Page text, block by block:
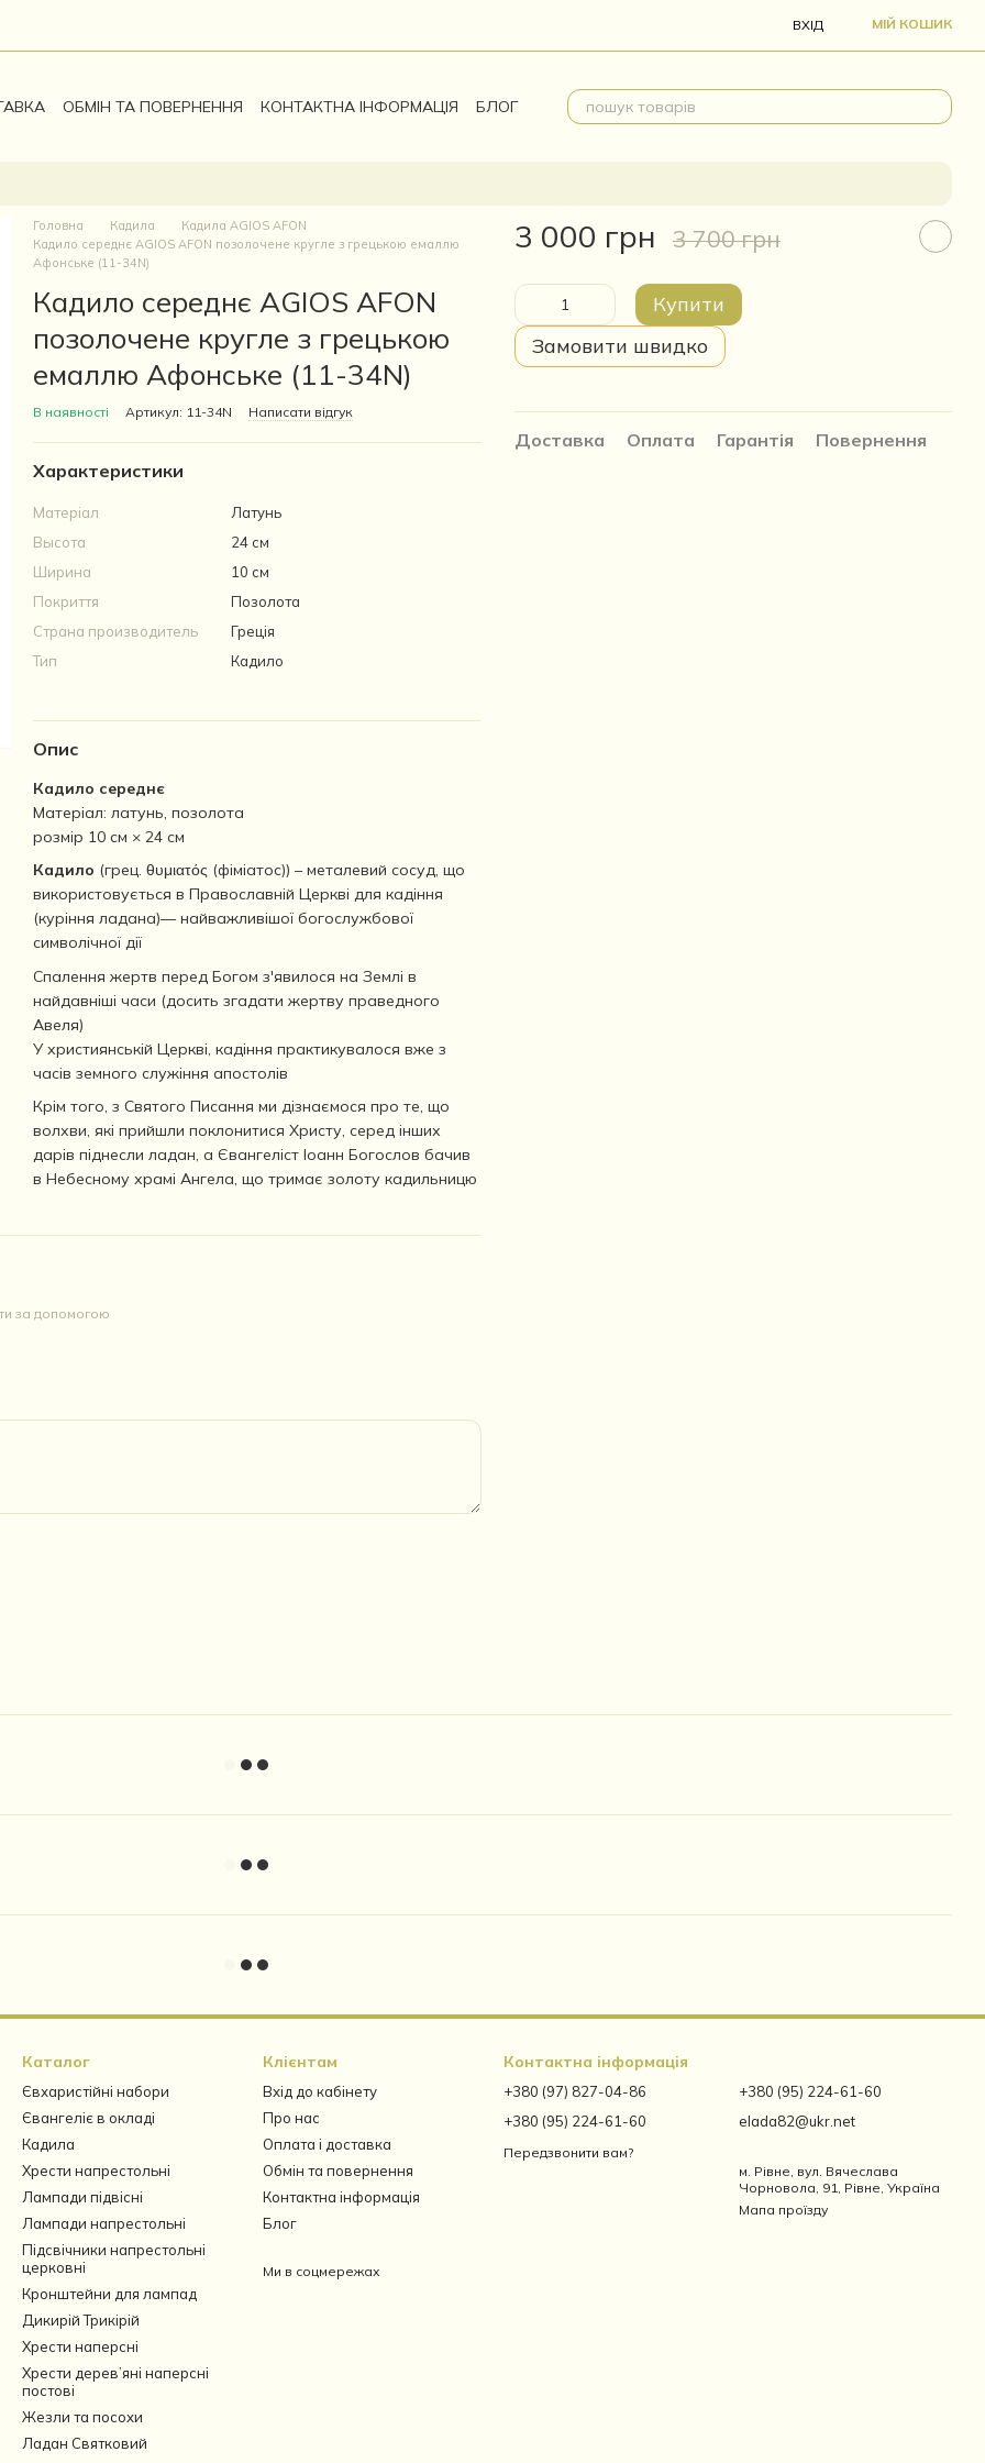
ВХІД МІЙ КОШИК
ОБМІН ТА ПОВЕРНЕННЯ КОНТАКТНА ІНФОРМАЦІЯ БЛОГ
Головна Кадила
Кадила AGIOS AFON
Кадило середнє AGIOS AFON позолочене кругле з грецькою емаллю
Афонське (11-34N)
Кадило середнє AGIOS AFON
позолочене кругле з грецькою
емаллю Афонське (11-34N)
В наявності Артикул: 11-34N Написати відгук
Характеристики
Матеріал
Латунь
Высота
24 см
Ширина
10 см
Покриття
Позолота
Страна производитель
Греція
Тип
Кадило
Опис
Кадило середнє
Матеріал: латунь, позолота
розмір 10 см × 24 см
Кадило (грец. θυμιατός (фіміатос)) – металевий сосуд, що
використовується в Православній Церкві для кадіння
(куріння ладана)— найважливішої богослужбової
символічної дії
Спалення жертв перед Богом з'явилося на Землі в
найдавніші часи (досить згадати жертву праведного
Авеля)
У християнській Церкві, кадіння практикувалося вже з
часів земного служіння апостолів
Крім того, з Святого Писання ми дізнаємося про те, що
волхви, які прийшли поклонитися Христу, серед інших
дарів піднесли ладан, а Євангеліст Іоанн Богослов бачив
в Небесному храмі Ангела, що тримає золоту кадильницю
3 000 грн 3 700 грн
Купити
Замовити швидко
Доставка Оплата Гарантія Повернення
за допомогою
Каталог
Євхаристійні набори
Євангеліє в окладі
Кадила
Хрести напрестольні
Лампади підвісні
Лампади напрестольні
Підсвічники напрестольні
церковні
Кронштейни для лампад
Дикирій Трикірій
Хрести наперсні
Хрести дерев’яні наперсні
постові
Жезли та посохи
Ладан Святковий
Клієнтам
Вхід до кабінету
Про нас
Оплата і доставка
Обмін та повернення
Контактна інформація
Блог
Ми в соцмережах
Контактна інформація
+380 (97) 827-04-86
+380 (95) 224-61-60
Передзвонити вам?
+380 (95) 224-61-60
elada82@ukr.net
м. Рівне, вул. Вячеслава
Чорновола, 91, Рівне, Україна
Мапа проїзду